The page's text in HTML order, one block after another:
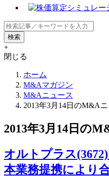
+
閉じる
ホーム
M&Aマガジン
M&Aニュース
2013年3月14日のM&A
2013年3月14日の
オルトプラス
本業務提携により